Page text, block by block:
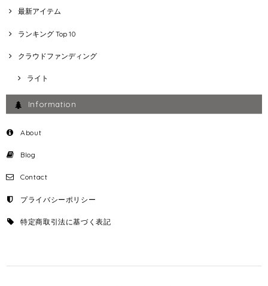
最新アイテム
ランキング Top 10
クラウドファンディング
ライト
Information
About
Blog
Contact
プライバシーポリシー
特定商取引法に基づく表記